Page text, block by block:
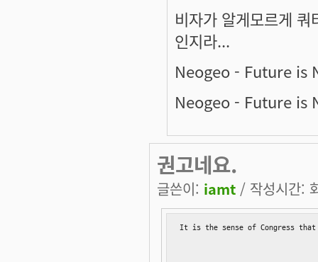
비자가 알게모르게
인지라...
Neogeo - Future is
Neogeo - Future is
권고네요.
글쓴이: iamt / 작성시간:
It is the sense of Congress that